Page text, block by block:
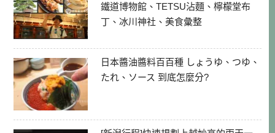
鐵道博物館、TETSU沾麵、檸檬堂布
丁、冰川神社、美食彙整
日本醬油醬料百百種 しょうゆ、つゆ、
たれ、ソース 到底怎麼分?